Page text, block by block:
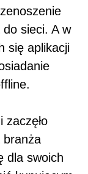
sieci. A w
się aplikacji
zaczęło
branża
dla swoich